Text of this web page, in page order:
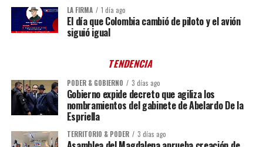
LA FIRMA 1 día ago
El día que Colombia cambió de piloto y el avión
siguió igual
TENDENCIA
PODER & GOBIERNO 3 días ago
Gobierno expide decreto que agiliza los
nombramientos del gabinete de Abelardo De la
Espriella
TERRITORIO & PODER 3 días ago